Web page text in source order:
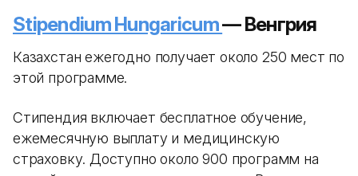
Stipendium Hungaricum— Венгрия
Казахстан ежегодно получает около 250 мест по
этой программе.
Стипендия включает бесплатное обучение,
ежемесячную выплату и медицинскую
страховку. Доступно около 900 программ на